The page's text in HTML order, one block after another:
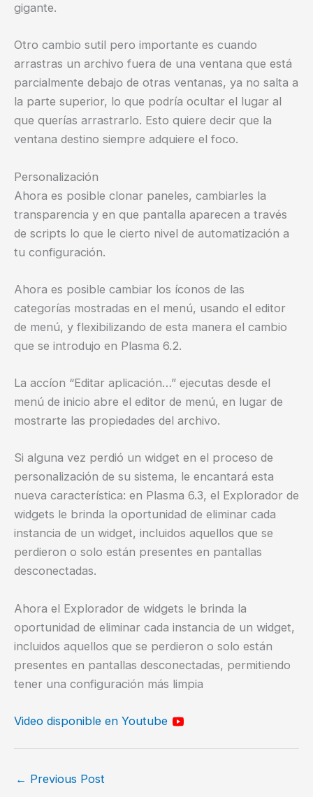
gigante.
Otro cambio sutil pero importante es cuando
arrastras un archivo fuera de una ventana que está
parcialmente debajo de otras ventanas, ya no salta a
la parte superior, lo que podría ocultar el lugar al
que querías arrastrarlo. Esto quiere decir que la
ventana destino siempre adquiere el foco.
Personalización
Ahora es posible clonar paneles, cambiarles la
transparencia y en que pantalla aparecen a través
de scripts lo que le cierto nivel de automatización a
tu configuración.
Ahora es posible cambiar los íconos de las
categorías mostradas en el menú, usando el editor
de menú, y flexibilizando de esta manera el cambio
que se introdujo en Plasma 6.2.
La accíon “Editar aplicación…” ejecutas desde el
menú de inicio abre el editor de menú, en lugar de
mostrarte las propiedades del archivo.
Si alguna vez perdió un widget en el proceso de
personalización de su sistema, le encantará esta
nueva característica: en Plasma 6.3, el Explorador de
widgets le brinda la oportunidad de eliminar cada
instancia de un widget, incluidos aquellos que se
perdieron o solo están presentes en pantallas
desconectadas.
Ahora el Explorador de widgets le brinda la
oportunidad de eliminar cada instancia de un widget,
incluidos aquellos que se perdieron o solo están
presentes en pantallas desconectadas, permitiendo
tener una configuración más limpia
Video disponible en Youtube
← Previous Post